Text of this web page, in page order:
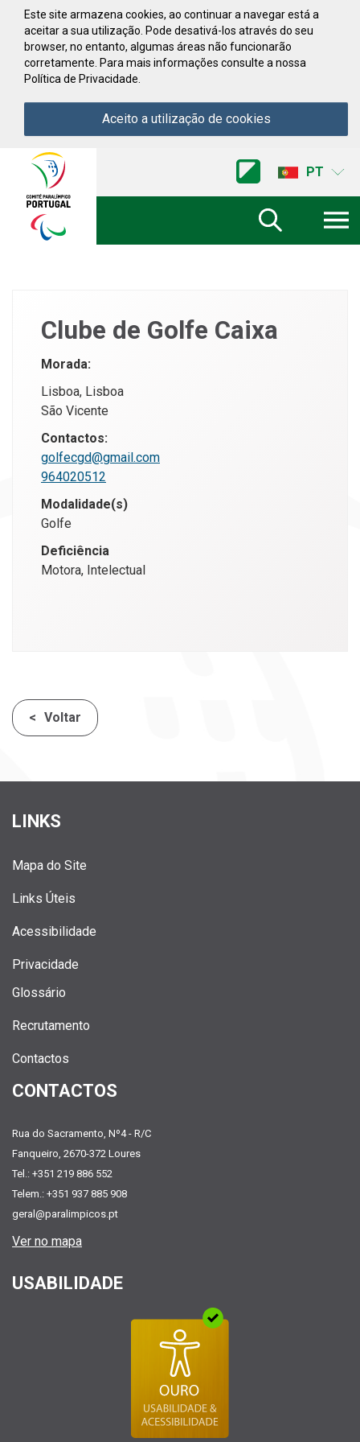
Saltar para conteúdo
Este site armazena cookies, ao continuar a navegar está a
aceitar a sua utilização. Pode desativá-los através do seu
browser, no entanto, algumas áreas não funcionarão
corretamente. Para mais informações consulte a nossa
Política de Privacidade.
Aceito a utilização de cookies
Comite
Paralimpico
Portugal
PT
Clube de Golfe Caixa
Morada:
Lisboa, Lisboa
São Vicente
Contactos:
golfecgd@gmail.com
964020512
Modalidade(s)
Golfe
Deficiência
Motora, Intelectual
Voltar
LINKS
Mapa do Site
Links Úteis
Acessibilidade
Privacidade
Glossário
Recrutamento
Contactos
CONTACTOS
Rua do Sacramento, Nº4 - R/C
Fanqueiro, 2670-372 Loures
Tel.: +351 219 886 552
Telem.: +351 937 885 908
geral@paralimpicos.pt
Ver no mapa
USABILIDADE